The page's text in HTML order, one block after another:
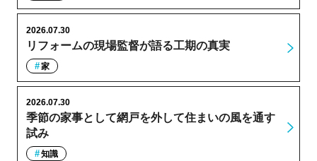
リフォームの現場監督が語る工期の真実
2026.07.30
家
季節の家事として網戸を外して住まいの風を通す
試み
2026.07.30
知識